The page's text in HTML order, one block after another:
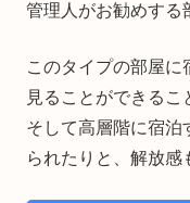
管理人がお勧めする
このタイプの部屋に
見ることができるこ
そして高層階に宿泊
られたりと、解放感